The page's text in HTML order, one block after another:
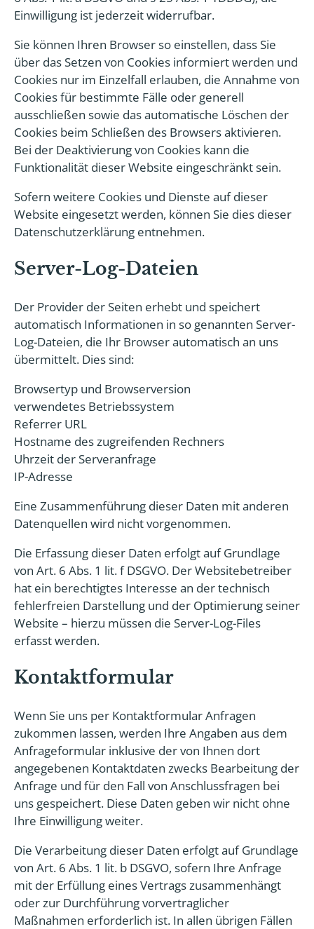
Einwilligung ist jederzeit widerrufbar.
Sie können Ihren Browser so einstellen, dass Sie
über das Setzen von Cookies informiert werden und
Cookies nur im Einzelfall erlauben, die Annahme von
Cookies für bestimmte Fälle oder generell
ausschließen sowie das automatische Löschen der
Cookies beim Schließen des Browsers aktivieren.
Bei der Deaktivierung von Cookies kann die
Funktionalität dieser Website eingeschränkt sein.
Sofern weitere Cookies und Dienste auf dieser
Website eingesetzt werden, können Sie dies dieser
Datenschutzerklärung entnehmen.
Server-Log-Dateien
Der Provider der Seiten erhebt und speichert
automatisch Informationen in so genannten Server-
Log-Dateien, die Ihr Browser automatisch an uns
übermittelt. Dies sind:
Browsertyp und Browserversion
verwendetes Betriebssystem
Referrer URL
Hostname des zugreifenden Rechners
Uhrzeit der Serveranfrage
IP-Adresse
Eine Zusammenführung dieser Daten mit anderen
Datenquellen wird nicht vorgenommen.
Die Erfassung dieser Daten erfolgt auf Grundlage
von Art. 6 Abs. 1 lit. f DSGVO. Der Websitebetreiber
hat ein berechtigtes Interesse an der technisch
fehlerfreien Darstellung und der Optimierung seiner
Website – hierzu müssen die Server-Log-Files
erfasst werden.
Kontaktformular
Wenn Sie uns per Kontaktformular Anfragen
zukommen lassen, werden Ihre Angaben aus dem
Anfrageformular inklusive der von Ihnen dort
angegebenen Kontaktdaten zwecks Bearbeitung der
Anfrage und für den Fall von Anschlussfragen bei
uns gespeichert. Diese Daten geben wir nicht ohne
Ihre Einwilligung weiter.
Die Verarbeitung dieser Daten erfolgt auf Grundlage
von Art. 6 Abs. 1 lit. b DSGVO, sofern Ihre Anfrage
mit der Erfüllung eines Vertrags zusammenhängt
oder zur Durchführung vorvertraglicher
Maßnahmen erforderlich ist. In allen übrigen Fällen